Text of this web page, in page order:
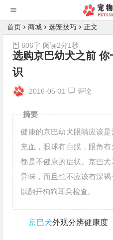
首页 商城 选宠技巧 正文
选购京巴幼犬之前
识
2016-05-31 评论
606字 阅读2分1秒
摘要
健康的京巴幼犬眼睛应该
充血，眼球有白膜，眼角
都是不健康的症状。京巴
异味，而且也不应该有深
以翻开狗狗耳朵检查。
京巴犬外观分辨健康度